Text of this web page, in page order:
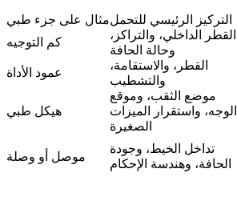
مثال على جزء طبيالتركيز الرئيسي للتحمل
كم التوجيه
القطر الداخلي، والتراكز،
وحالة الحافة
عمود الأداة
القطر، والاستقامة،
والتشطيب
هيكل طبي
موضع الثقب، وموقع
الوجه، واستقرار الميزات
الصغيرة
موصل أو وصلة
تداخل الخيط، وجودة
الحافة، وهندسة الإحكام